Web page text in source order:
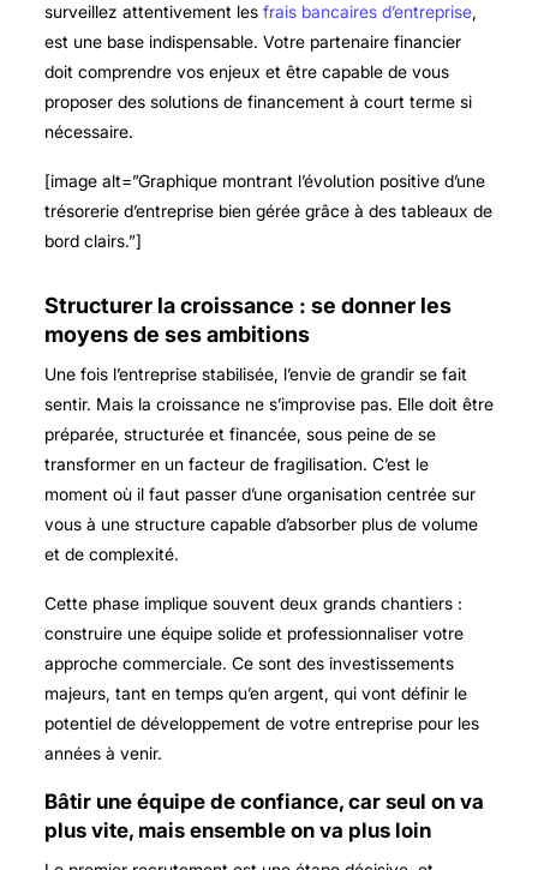
surveillez attentivement les frais bancaires d’entreprise,
est une base indispensable. Votre partenaire financier
doit comprendre vos enjeux et être capable de vous
proposer des solutions de financement à court terme si
nécessaire.
[image alt=”Graphique montrant l’évolution positive d’une
trésorerie d’entreprise bien gérée grâce à des tableaux de
bord clairs.”]
Structurer la croissance : se donner les
moyens de ses ambitions
Une fois l’entreprise stabilisée, l’envie de grandir se fait
sentir. Mais la croissance ne s’improvise pas. Elle doit être
préparée, structurée et financée, sous peine de se
transformer en un facteur de fragilisation. C’est le
moment où il faut passer d’une organisation centrée sur
vous à une structure capable d’absorber plus de volume
et de complexité.
Cette phase implique souvent deux grands chantiers :
construire une équipe solide et professionnaliser votre
approche commerciale. Ce sont des investissements
majeurs, tant en temps qu’en argent, qui vont définir le
potentiel de développement de votre entreprise pour les
années à venir.
Bâtir une équipe de confiance, car seul on va
plus vite, mais ensemble on va plus loin